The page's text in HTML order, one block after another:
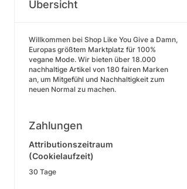
Übersicht
Willkommen bei Shop Like You Give a Damn,
Europas größtem Marktplatz für 100%
vegane Mode. Wir bieten über 18.000
nachhaltige Artikel von 180 fairen Marken
an, um Mitgefühl und Nachhaltigkeit zum
neuen Normal zu machen.
Zahlungen
Attributionszeitraum
(Cookielaufzeit)
30 Tage